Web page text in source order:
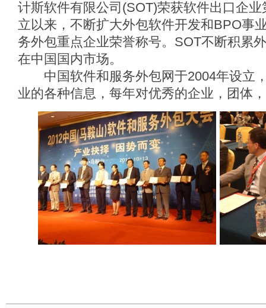
计斯软件有限公司(SOT)荣获软件出口企
立以来，不断扩大外包软件开发和BPO事
务外包重点企业荣誉称号。SOT不断积累
在中国国内市场。
中国软件和服务外包网于2004年设立
业的各种信息，每年对优秀的企业，团体